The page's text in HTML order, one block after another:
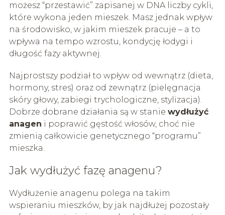
możesz “przestawić” zapisanej w DNA liczby cykli,
które wykona jeden mieszek. Masz jednak wpływ
na środowisko, w jakim mieszek pracuje – a to
wpływa na tempo wzrostu, kondycję łodygi i
długość fazy aktywnej.
Najprostszy podział to wpływ od wewnątrz (dieta,
hormony, stres) oraz od zewnątrz (pielęgnacja
skóry głowy, zabiegi trychologiczne, stylizacja).
Dobrze dobrane działania są w stanie wydłużyć
anagen i poprawić gęstość włosów, choć nie
zmienią całkowicie genetycznego “programu”
mieszka.
Jak wydłużyć fazę anagenu?
Wydłużenie anagenu polega na takim
wspieraniu mieszków, by jak najdłużej pozostały